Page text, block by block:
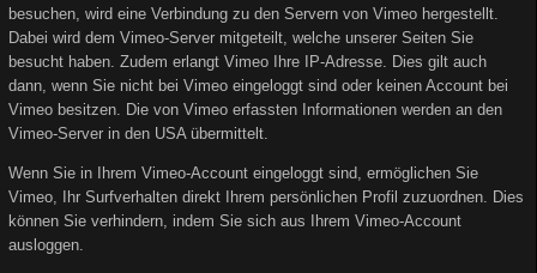
besuchen, wird eine Verbindung zu den Servern von Vimeo hergestellt.
Dabei wird dem Vimeo-Server mitgeteilt, welche unserer Seiten Sie
besucht haben. Zudem erlangt Vimeo Ihre IP-Adresse. Dies gilt auch
dann, wenn Sie nicht bei Vimeo eingeloggt sind oder keinen Account bei
Vimeo besitzen. Die von Vimeo erfassten Informationen werden an den
Vimeo-Server in den USA übermittelt.
Wenn Sie in Ihrem Vimeo-Account eingeloggt sind, ermöglichen Sie
Vimeo, Ihr Surfverhalten direkt Ihrem persönlichen Profil zuzuordnen. Dies
können Sie verhindern, indem Sie sich aus Ihrem Vimeo-Account
ausloggen.